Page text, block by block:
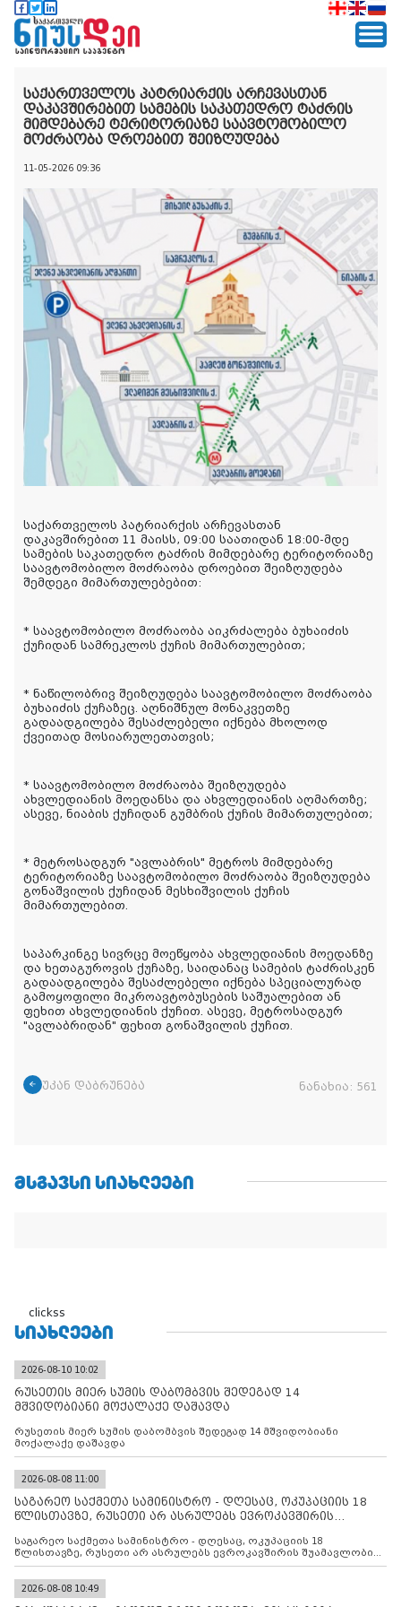
საქართველოს პატრიარქის არჩევასთან
დაკავშირებით სამების საკათედრო ტაძრის
მიმდებარე ტერიტორიაზე საავტომობილო
მოძრაობა დროებით შეიზღუდება
11-05-2026 09:36
საქართველოს პატრიარქის არჩევასთან
დაკავშირებით 11 მაისს, 09:00 საათიდან 18:00-მდე
სამების საკათედრო ტაძრის მიმდებარე ტერიტორიაზე
საავტომობილო მოძრაობა დროებით შეიზღუდება
შემდეგი მიმართულებებით:
* საავტომობილო მოძრაობა აიკრძალება ბუხაიძის
ქუჩიდან სამრეკლოს ქუჩის მიმართულებით;
* ნაწილობრივ შეიზღუდება საავტომობილო მოძრაობა
ბუხაიძის ქუჩაზეც. აღნიშნულ მონაკვეთზე
გადაადგილება შესაძლებელი იქნება მხოლოდ
ქვეითად მოსიარულეთათვის;
* საავტომობილო მოძრაობა შეიზღუდება
ახვლედიანის მოედანსა და ახვლედიანის აღმართზე;
ასევე, ნიაბის ქუჩიდან გუმბრის ქუჩის მიმართულებით;
* მეტროსადგურ "ავლაბრის" მეტროს მიმდებარე
ტერიტორიაზე საავტომობილო მოძრაობა შეიზღუდება
გონაშვილის ქუჩიდან მესხიშვილის ქუჩის
მიმართულებით.
საპარკინგე სივრცე მოეწყობა ახვლედიანის მოედანზე
და ხეთაგუროვის ქუჩაზე, საიდანაც სამების ტაძრისკენ
გადაადგილება შესაძლებელი იქნება სპეციალურად
გამოყოფილი მიკროავტობუსების საშუალებით ან
ფეხით ახვლედიანის ქუჩით. ასევე, მეტროსადგურ
"ავლაბრიდან" ფეხით გონაშვილის ქუჩით.
უკან დაბრუნება ნანახია: 561
ᲛᲡᲒᲐᲕᲡᲘ ᲡᲘᲐᲮᲚᲔᲔᲑᲘ
clickss
ᲡᲘᲐᲮᲚᲔᲔᲑᲘ
2026-08-10 10:02
რუსეთის მიერ სუმის დაბომბვის შედეგად 14
მშვიდობიანი მოქალაქე დაშავდა
რუსეთის მიერ სუმის დაბომბვის შედეგად 14 მშვიდობიანი
მოქალაქე დაშავდა
2026-08-08 11:00
საგარეო საქმეთა სამინისტრო - დღესაც, ოკუპაციის 18
წლისთავზე, რუსეთი არ ასრულებს ევროკავშირის
საგარეო საქმეთა სამინისტრო - დღესაც, ოკუპაციის 18
წლისთავზე, რუსეთი არ ასრულებს ევროკავშირის შუამავლობით
დადებულ 2008 წლის 12 აგვისტოს ცეცხლის შეწყვეტის
კონტროლს ოკუპირებულ რეგიონებში, აგრძელებს მათი
მილიტარიზაციის პროცესს და აქტიურად დგამს ნაბიჯებს მათი
2026-08-08 10:49